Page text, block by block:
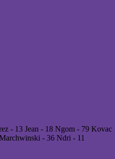
- 13 Jean - 18 Ngom - 79 Kovac
- 36 Ndri - 11